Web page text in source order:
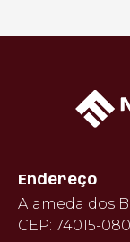
Endereço
Alameda dos
CEP: 74015-080